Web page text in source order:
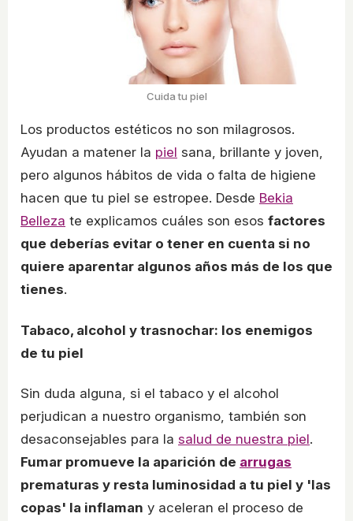
Cuida tu piel
Los productos estéticos no son milagrosos.
Ayudan a matener la piel sana, brillante y joven,
pero algunos hábitos de vida o falta de higiene
hacen que tu piel se estropee. Desde Bekia
Belleza te explicamos cuáles son esos factores
que deberías evitar o tener en cuenta si no
quiere aparentar algunos años más de los que
tienes.
Tabaco, alcohol y trasnochar: los enemigos
de tu piel
Sin duda alguna, si el tabaco y el alcohol
perjudican a nuestro organismo, también son
desaconsejables para la salud de nuestra piel.
Fumar promueve la aparición de arrugas
prematuras y resta luminosidad a tu piel y 'las
copas' la inflaman y aceleran el proceso de